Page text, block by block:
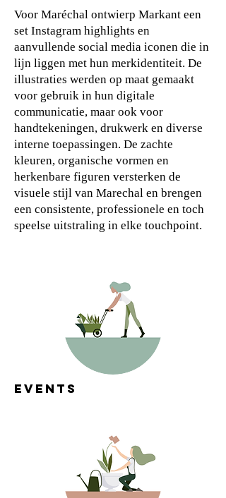
Voor Maréchal ontwierp Markant een
set Instagram highlights en
aanvullende social media iconen die in
lijn liggen met hun merkidentiteit. De
illustraties werden op maat gemaakt
voor gebruik in hun digitale
communicatie, maar ook voor
handtekeningen, drukwerk en diverse
interne toepassingen. De zachte
kleuren, organische vormen en
herkenbare figuren versterken de
visuele stijl van Marechal en brengen
een consistente, professionele en toch
speelse uitstraling in elke touchpoint.
EVENTS